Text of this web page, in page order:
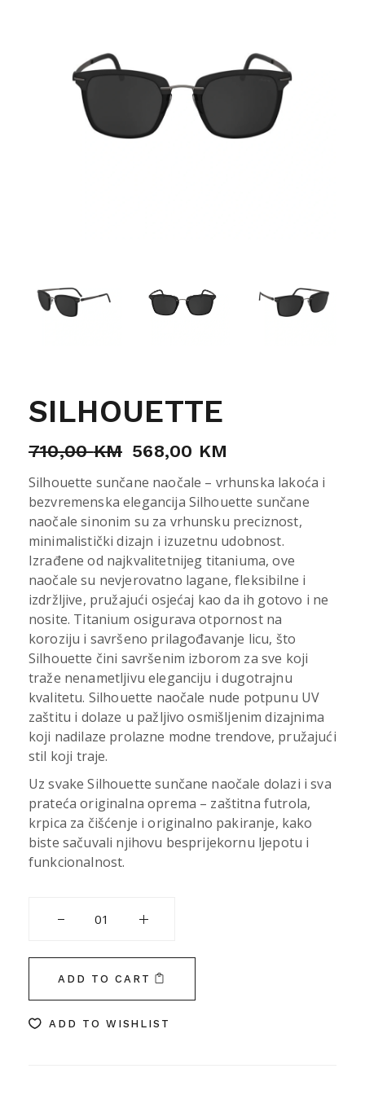
SILHOUETTE
710,00KM 568,00 KM
Silhouette sunčane naočale – vrhunska lakoća i
bezvremenska elegancija Silhouette sunčane
naočale sinonim su za vrhunsku preciznost,
minimalistički dizajn i izuzetnu udobnost.
Izrađene od najkvalitetnijeg titaniuma, ove
naočale su nevjerovatno lagane, fleksibilne i
izdržljive, pružajući osjećaj kao da ih gotovo i ne
nosite. Titanium osigurava otpornost na
koroziju i savršeno prilagođavanje licu, što
Silhouette čini savršenim izborom za sve koji
traže nenametljivu eleganciju i dugotrajnu
kvalitetu. Silhouette naočale nude potpunu UV
zaštitu i dolaze u pažljivo osmišljenim dizajnima
koji nadilaze prolazne modne trendove, pružajući
stil koji traje.
Uz svake Silhouette sunčane naočale dolazi i sva
prateća originalna oprema – zaštitna futrola,
krpica za čišćenje i originalno pakiranje, kako
biste sačuvali njihovu besprijekornu ljepotu i
funkcionalnost.
ADD TO CART
ADD TO WISHLIST